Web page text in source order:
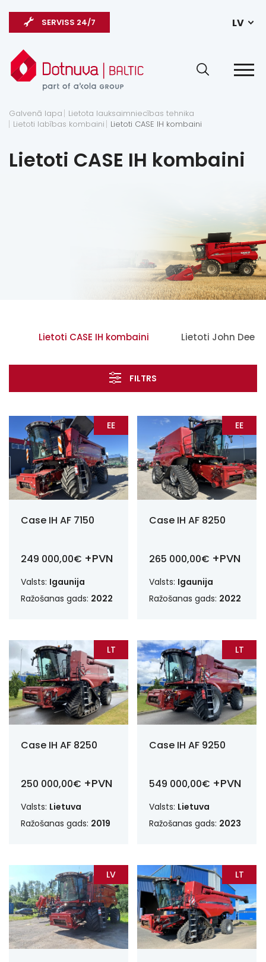
LV
SERVISS 24/7
Galvenā lapa
Lietota lauksaimniecības tehnika
Lietoti labības kombaini
Lietoti CASE IH kombaini
Lietoti CASE IH kombaini
Lietoti CASE IH kombaini Lietoti John
FILTRS
EE
Case IH AF 7150
249 000,00€ +PVN
Valsts: Igaunija
Ražošanas gads: 2022
EE
Case IH AF 8250
265 000,00€ +PVN
Valsts: Igaunija
Ražošanas gads: 2022
LT
Case IH AF 8250
250 000,00€ +PVN
Valsts: Lietuva
Ražošanas gads: 2019
LT
Case IH AF 9250
549 000,00€ +PVN
Valsts: Lietuva
Ražošanas gads: 2023
LV LT